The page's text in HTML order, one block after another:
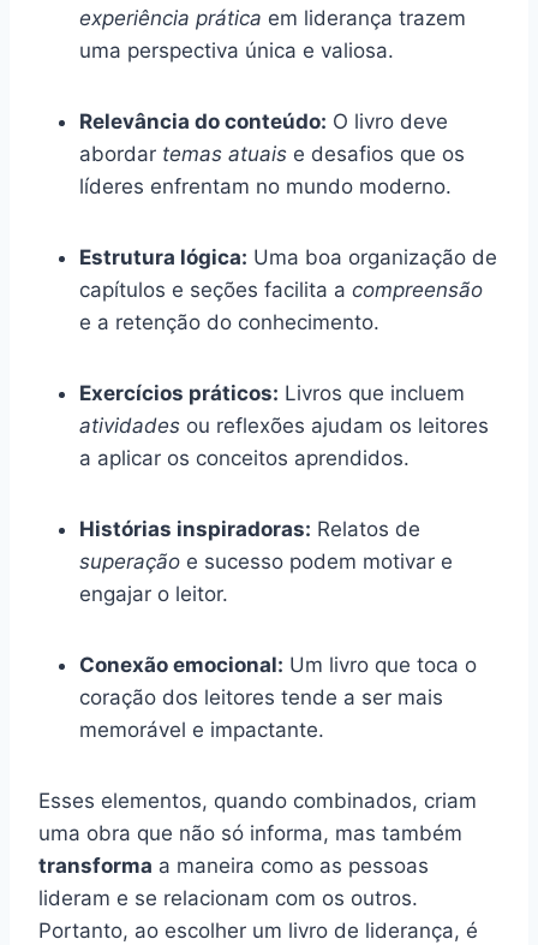
experiência prática em liderança trazem
uma perspectiva única e valiosa.
Relevância do conteúdo: O livro deve
abordar temas atuais e desafios que os
líderes enfrentam no mundo moderno.
Estrutura lógica: Uma boa organização de
capítulos e seções facilita a compreensão
e a retenção do conhecimento.
Exercícios práticos: Livros que incluem
atividades ou reflexões ajudam os leitores
a aplicar os conceitos aprendidos.
Histórias inspiradoras: Relatos de
superação e sucesso podem motivar e
engajar o leitor.
Conexão emocional: Um livro que toca o
coração dos leitores tende a ser mais
memorável e impactante.
Esses elementos, quando combinados, criam
uma obra que não só informa, mas também
transforma a maneira como as pessoas
lideram e se relacionam com os outros.
Portanto, ao escolher um livro de liderança, é